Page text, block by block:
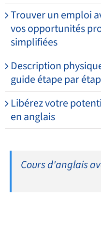
Trouver un emploi
vos opportunités
simplifiées
Description
guide étape par
Libérez votre
en anglais
Cours d'anglais